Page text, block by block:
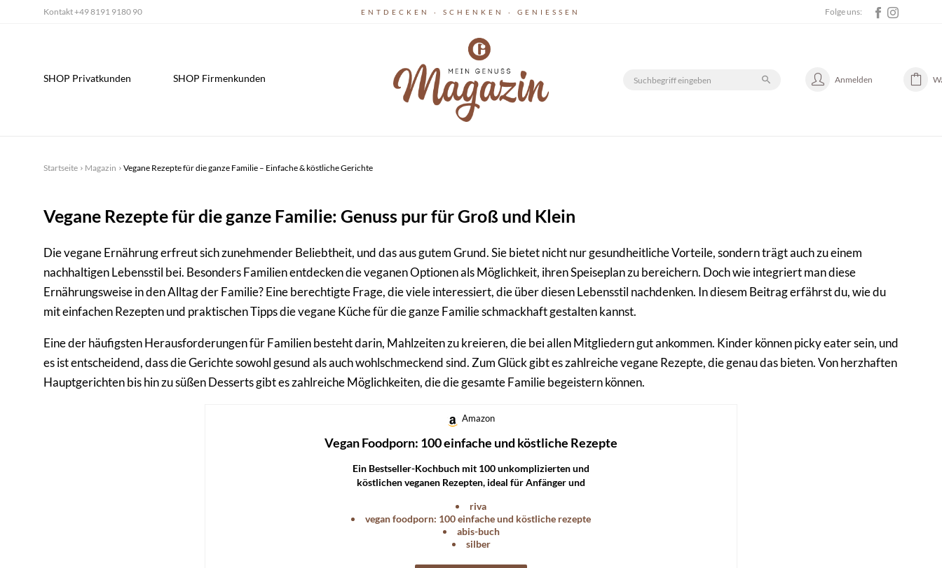
Kontakt+49 8191 9180 90 ENTDECKEN · SCHENKEN · GENIESSEN Folge uns:
SHOP Privatkunden SHOP Firmenkunden Anmelden
Startseite Magazin Vegane Rezepte für die ganze Familie – Einfache & köstliche Gerichte
Vegane Rezepte für die ganze Familie: Genuss pur für Groß und Klein
Die vegane Ernährung erfreut sich zunehmender Beliebtheit, und das aus gutem Grund. Sie bietet nicht nur gesundheitliche Vorteile, sondern trägt auch zu einem
nachhaltigen Lebensstil bei. Besonders Familien entdecken die veganen Optionen als Möglichkeit, ihren Speiseplan zu bereichern. Doch wie integriert man diese
Ernährungsweise in den Alltag der Familie? Eine berechtigte Frage, die viele interessiert, die über diesen Lebensstil nachdenken. In diesem Beitrag erfährst du, wie du
mit einfachen Rezepten und praktischen Tipps die vegane Küche für die ganze Familie schmackhaft gestalten kannst.
Eine der häufigsten Herausforderungen für Familien besteht darin, Mahlzeiten zu kreieren, die bei allen Mitgliedern gut ankommen. Kinder können picky eater sein, und
es ist entscheidend, dass die Gerichte sowohl gesund als auch wohlschmeckend sind. Zum Glück gibt es zahlreiche vegane Rezepte, die genau das bieten. Von herzhaften
Hauptgerichten bis hin zu süßen Desserts gibt es zahlreiche Möglichkeiten, die die gesamte Familie begeistern können.
Amazon
Vegan Foodporn: 100 einfache und köstliche Rezepte
Ein Bestseller-Kochbuch mit 100 unkomplizierten und
köstlichen veganen Rezepten, ideal für Anfänger und
riva
vegan foodporn: 100 einfache und köstliche rezepte
abis-buch
silber